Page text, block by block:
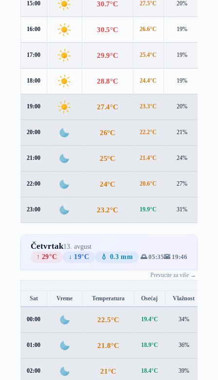
15:00 30.7°C 27.5°C 20%
16:00 30.5°C 26.6°C 19%
17:00 29.9°C 25.4°C 19%
18:00 28.8°C 24.4°C 19%
19:00 27.4°C 23.3°C 20%
20:00 26°C 22.2°C 21%
21:00 25°C 21.4°C 24%
22:00 24°C 20.6°C 27%
23:00 23.2°C 19.9°C 31%
Četvrtak13. avgust
↑ 29°C
↓ 19°C 💧 0.3 mm 🌅 05:35🌇 19:46
Prevucite za više →
Sat Vreme Temperatura Osećaj Vlažnost
00:00 22.5°C 19.4°C 34%
01:00 21.8°C 18.9°C 36%
02:00 21°C 18.4°C 39%